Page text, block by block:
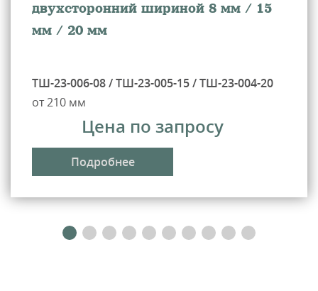
двухсторонний шириной 8 мм / 15
мм / 20 мм
ТШ-23-006-08 / ТШ-23-005-15 / ТШ-23-004-20
от 210 мм
Цена по запросу
Подробнее